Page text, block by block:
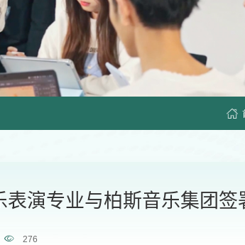
演专业与柏斯音乐集团签
276